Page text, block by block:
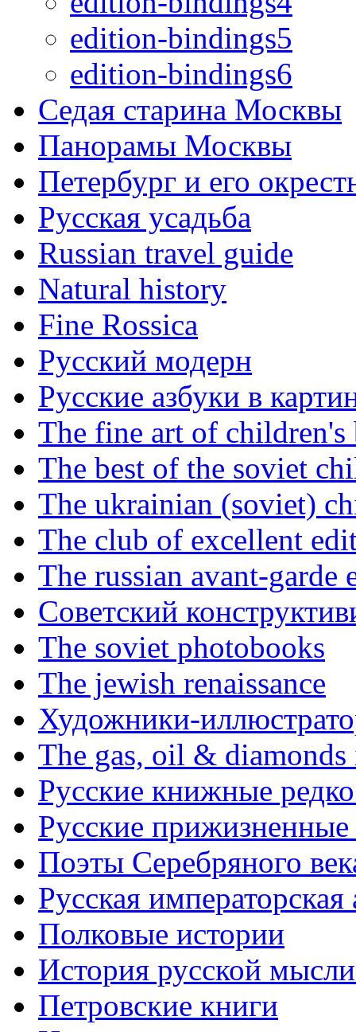
edition-bindings5
edition-bindings6
Седая старина Москвы
Панорамы Москвы
Петербург и его
Русская усадьба
Russian travel guide
Natural history
Fine Rossica
Русский модерн
Русские азбуки в
The fine art of
The best of the soviet
The ukrainian (soviet)
The club of excellent
The russian avant-garde
Советский
The soviet photobooks
The jewish renaissance
Художники-
The gas, oil & diamonds
Русские книжные
Русские прижизненные
Поэты Серебряного
Русская
Полковые истории
История русской
Петровские книги